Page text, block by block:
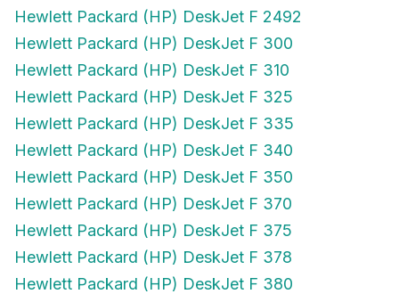
Hewlett Packard (HP) DeskJet F 2492
Hewlett Packard (HP) DeskJet F 300
Hewlett Packard (HP) DeskJet F 310
Hewlett Packard (HP) DeskJet F 325
Hewlett Packard (HP) DeskJet F 335
Hewlett Packard (HP) DeskJet F 340
Hewlett Packard (HP) DeskJet F 350
Hewlett Packard (HP) DeskJet F 370
Hewlett Packard (HP) DeskJet F 375
Hewlett Packard (HP) DeskJet F 378
Hewlett Packard (HP) DeskJet F 380